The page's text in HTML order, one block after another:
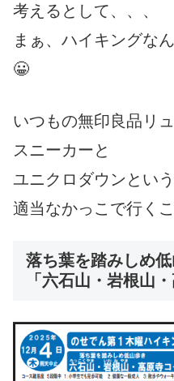
考えるとして、、、
まぁ、ハイキングな
😀
いつもの無印良品リ
スニーカーと
ユニクロダウンという
適当なかっこで行く
落ち葉を踏みしめ低
「六石山・岩根山